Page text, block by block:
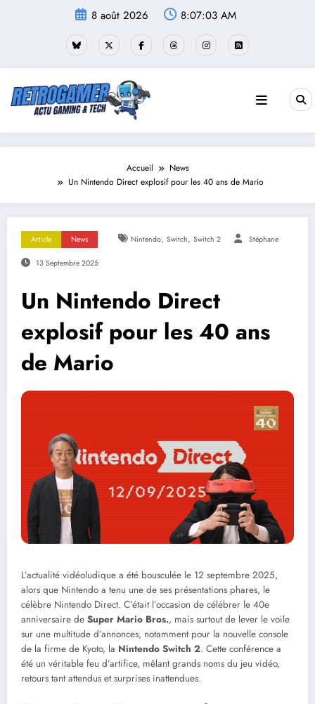
8 août 2026 8:07:04 AM
Accueil
News
Un Nintendo Direct explosif pour les 40 ans de Mario
Article News Nintendo, Switch, Switch 2 Stéphane
13 Septembre 2025
Un Nintendo Direct
explosif pour les 40 ans
de Mario
L’actualité vidéoludique a été bousculée le 12 septembre 2025,
alors que Nintendo a tenu une de ses présentations phares, le
célèbre Nintendo Direct. C’était l’occasion de célébrer le 40e
anniversaire de Super Mario Bros., mais surtout de lever le voile
sur une multitude d’annonces, notamment pour la nouvelle console
de la firme de Kyoto, la Nintendo Switch 2. Cette conférence a
été un véritable feu d’artifice, mêlant grands noms du jeu vidéo,
retours tant attendus et surprises inattendues.